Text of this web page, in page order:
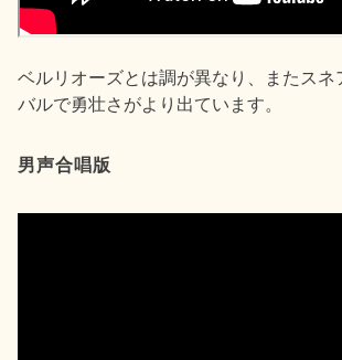
ベルリオーズとは調が異なり、またスネ
バルで勇壮さがより出ています。
男声合唱版